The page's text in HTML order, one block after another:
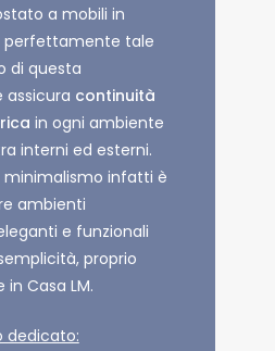
a mobili in
perfettamente tale
di questa
assicura continuità
in ogni ambiente
interni ed esterni.
minimalismo infatti è
ambienti
e funzionali
proprio
Casa LM.
dedicato: